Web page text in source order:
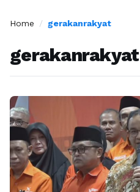
Home / gerakanrakyat
gerakanrakyat